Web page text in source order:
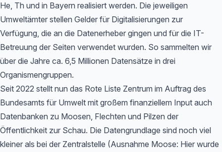
He, Th und in Bayern realisiert werden. Die jeweiligen
Umweltämter stellen Gelder für Digitalisierungen zur
Verfügung, die an die Datenerheber gingen und für die IT-
Betreuung der Seiten verwendet wurden. So sammelten wir
über die Jahre ca. 6,5 Millionen Datensätze in drei
Organismengruppen.
Seit 2022 stellt nun das Rote Liste Zentrum im Auftrag des
Bundesamts für Umwelt mit großem finanziellem Input auch
Datenbanken zu Moosen, Flechten und Pilzen der
Öffentlichkeit zur Schau. Die Datengrundlage sind noch viel
kleiner als bei der Zentralstelle (Ausnahme Moose: Hier wurde